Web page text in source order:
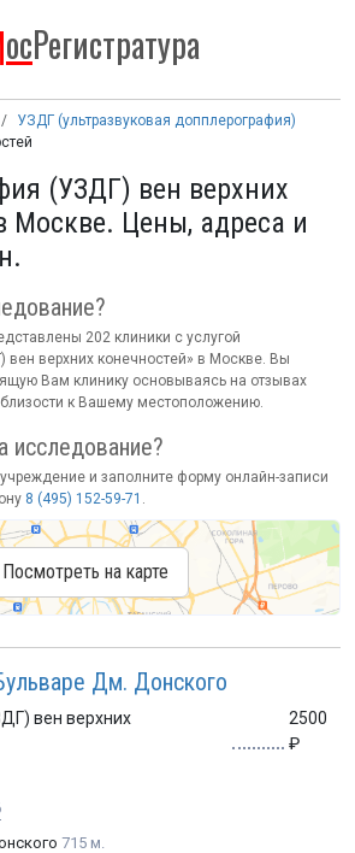
осРегистратура
УЗДГ (ультразвуковая допплерография)
(УЗДГ) вен верхних
Москве. Цены, адреса и
?
202 клиники с услугой
верхних конечностей» в Москве. Вы
Вам клинику основываясь на отзывах
к Вашему местоположению.
исследование?
и заполните форму онлайн-записи
8 (495) 152-59-71 .
Посмотреть на карте
Дм. Донского
вен верхних
2500
715 м.